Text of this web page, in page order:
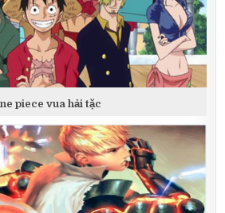
piece vua hải tặc